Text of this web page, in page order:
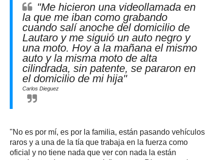
"Me hicieron una videollamada en
la que me iban como grabando
cuando salí anoche del domicilio de
Lautaro y me siguió un auto negro y
una moto. Hoy a la mañana el mismo
auto y la misma moto de alta
cilindrada, sin patente, se pararon en
el domicilio de mi hija"
Carlos Dieguez
"No es por mí, es por la familia, están pasando vehículos
raros y a una de la tía que trabaja en la fuerza como
oficial y no tiene nada que ver con nada la están